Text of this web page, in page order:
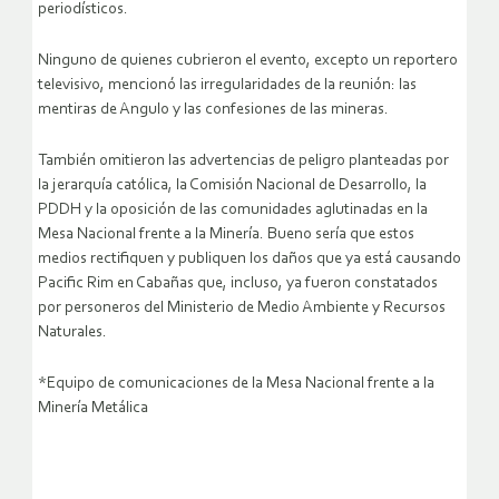
periodísticos.
Ninguno de quienes cubrieron el evento, excepto un reportero
televisivo, mencionó las irregularidades de la reunión: las
mentiras de Angulo y las confesiones de las mineras.
También omitieron las advertencias de peligro planteadas por
la jerarquía católica, la Comisión Nacional de Desarrollo, la
PDDH y la oposición de las comunidades aglutinadas en la
Mesa Nacional frente a la Minería. Bueno sería que estos
medios rectifiquen y publiquen los daños que ya está causando
Pacific Rim en Cabañas que, incluso, ya fueron constatados
por personeros del Ministerio de Medio Ambiente y Recursos
Naturales.
*Equipo de comunicaciones de la Mesa Nacional frente a la
Minería Metálica